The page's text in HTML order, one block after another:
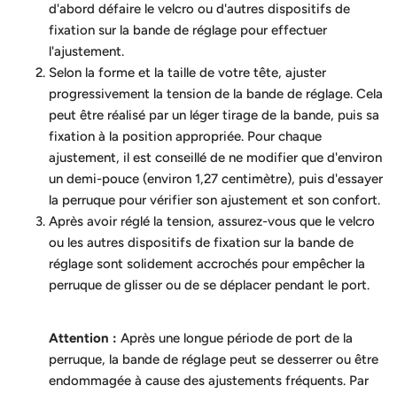
d'abord défaire le velcro ou d'autres dispositifs de
fixation sur la bande de réglage pour effectuer
l'ajustement.
Selon la forme et la taille de votre tête, ajuster
progressivement la tension de la bande de réglage. Cela
peut être réalisé par un léger tirage de la bande, puis sa
fixation à la position appropriée. Pour chaque
ajustement, il est conseillé de ne modifier que d'environ
un demi-pouce (environ 1,27 centimètre), puis d'essayer
la perruque pour vérifier son ajustement et son confort.
Après avoir réglé la tension, assurez-vous que le velcro
ou les autres dispositifs de fixation sur la bande de
réglage sont solidement accrochés pour empêcher la
perruque de glisser ou de se déplacer pendant le port.
Attention : Après une longue période de port de la
perruque, la bande de réglage peut se desserrer ou être
endommagée à cause des ajustements fréquents. Par